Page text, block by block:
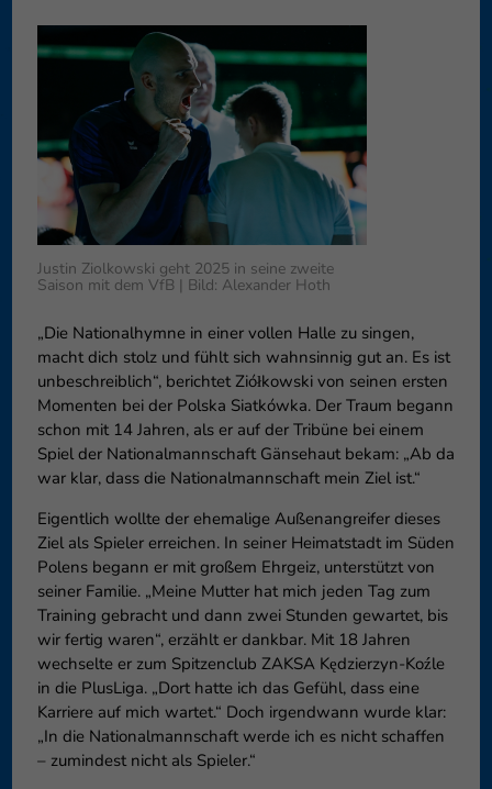
Justin Ziolkowski geht 2025 in seine zweite
Saison mit dem VfB | Bild: Alexander Hoth
„Die Nationalhymne in einer vollen Halle zu singen,
macht dich stolz und fühlt sich wahnsinnig gut an. Es ist
unbeschreiblich“, berichtet Ziółkowski von seinen ersten
Momenten bei der Polska Siatkówka. Der Traum begann
schon mit 14 Jahren, als er auf der Tribüne bei einem
Spiel der Nationalmannschaft Gänsehaut bekam: „Ab da
war klar, dass die Nationalmannschaft mein Ziel ist.“
Eigentlich wollte der ehemalige Außenangreifer dieses
Ziel als Spieler erreichen. In seiner Heimatstadt im Süden
Polens begann er mit großem Ehrgeiz, unterstützt von
seiner Familie. „Meine Mutter hat mich jeden Tag zum
Training gebracht und dann zwei Stunden gewartet, bis
wir fertig waren“, erzählt er dankbar. Mit 18 Jahren
wechselte er zum Spitzenclub ZAKSA Kędzierzyn-Koźle
in die PlusLiga. „Dort hatte ich das Gefühl, dass eine
Karriere auf mich wartet.“ Doch irgendwann wurde klar:
„In die Nationalmannschaft werde ich es nicht schaffen
– zumindest nicht als Spieler.“
weitere Informationen anzeigen lassen und so nur bestimmte
Cookies auswählen.
Speichern Nur essenzielle Cookies akzeptieren
Zurück
Datenschutzeinstellungen
Essenziell (1)
Essenzielle Cookies ermöglichen grundlegende Funktionen und sind für
Cookie-Informationen anzeigen
Externe Medien (6)
Inhalte von Videoplattformen und Social-Media-Plattformen werden
standardmäßig blockiert. Wenn Cookies von externen Medien akzeptiert
werden, bedarf der Zugriff auf diese Inhalte keiner manuellen
Einwilligung mehr.
Cookie-Informationen anzeigen
Datenschutzerklärung